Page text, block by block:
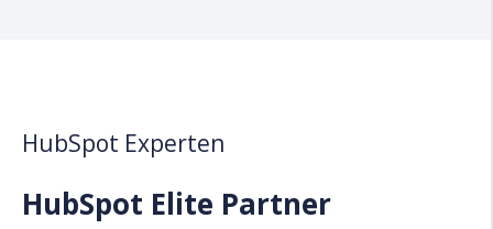
HubSpot Experten
HubSpot Elite Partner